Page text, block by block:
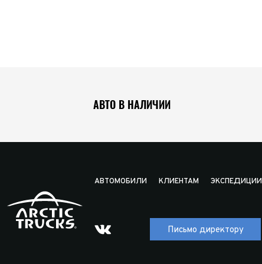
АВТО В НАЛИЧИИ
АВТОМОБИЛИ КЛИЕНТАМ ЭКСПЕДИЦИИ
Письмо директору